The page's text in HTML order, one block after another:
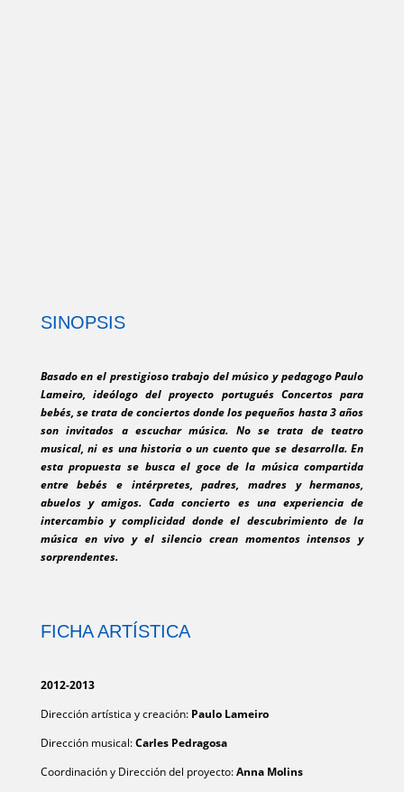
SINOPSIS
Basado en el prestigioso trabajo del músico y pedagogo Paulo
Lameiro, ideólogo del proyecto portugués Concertos para
bebés, se trata de conciertos donde los pequeños hasta 3 años
son invitados a escuchar música. No se trata de teatro
musical, ni es una historia o un cuento que se desarrolla. En
esta propuesta se busca el goce de la música compartida
entre bebés e intérpretes, padres, madres y hermanos,
abuelos y amigos. Cada concierto es una experiencia de
intercambio y complicidad donde el descubrimiento de la
música en vivo y el silencio crean momentos intensos y
sorprendentes.
FICHA ARTÍSTICA
2012-2013
Dirección artística y creación:Paulo Lameiro
Dirección musical:Carles Pedragosa
Coordinación y Dirección del proyecto:Anna Molins